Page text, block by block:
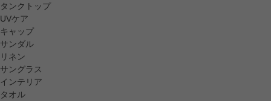
タンクトップ
UVケア
キャップ
サンダル
リネン
サングラス
インテリア
タオル